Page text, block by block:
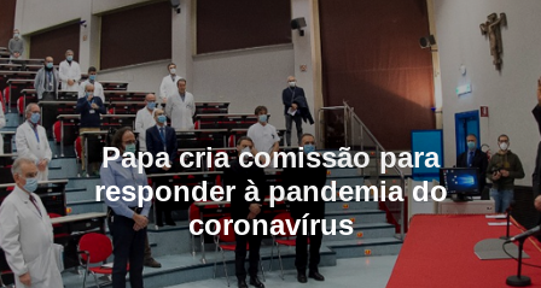
Papa cria comissão para
responder à pandemia do
coronavírus